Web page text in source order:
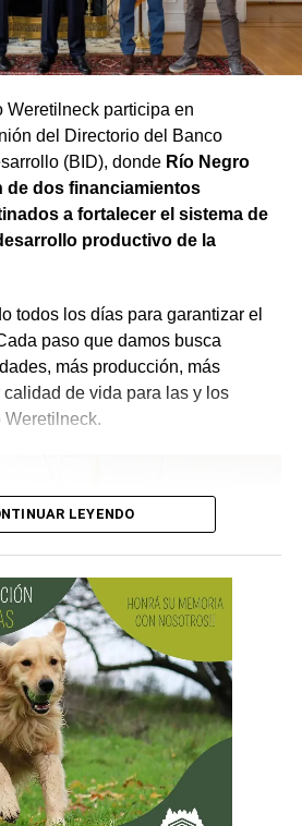
mallas antigranizo.
para el SPLIF
preparación ante incendios
4 camiones cisterna y 30
que permitirán almacenar
3 minicargadoras, 1 tractor, 23
y 1 UTV, entre otro
de comunicación y tecnología
temprana y reducir los tiempos
de acceder a la estabilidad,
garantizar que el procedimiento
«Tenemos que dar
y con la visión de
en el Estado sean los
Weretilneck participa en
del Directorio del Banco
(BID), donde Río Negro
de dos financiamientos
a fortalecer el sistema de
productivo de la
todos los días para garantizar el
paso que damos busca
más producción, más
de vida para las y los
Weretilneck.
LEYENDO